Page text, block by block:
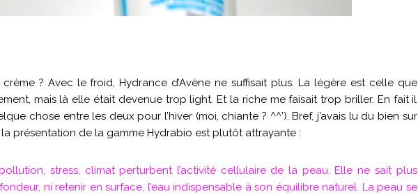
? Avec le froid, Hydrance d’Avène ne suffisait plus. La légère est celle que
mais là elle était devenue trop light. Et la riche me faisait trop briller. En fait il
chose entre les deux pour l’hiver (moi, chiante ? ^^’). Bref, j’avais lu du bien sur
présentation de la gamme Hydrabio est plutôt attrayante :
stress, climat perturbent l’activité cellulaire de la peau. Elle ne sait plus
ni retenir en surface, l’eau indispensable à son équilibre naturel. La peau se